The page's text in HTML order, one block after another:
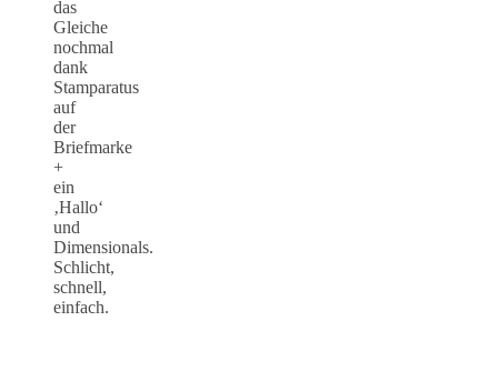
das
Gleiche
nochmal
dank
Stamparatus
auf
der
Briefmarke
+
ein
‚Hallo‘
und
Dimensionals.
Schlicht,
schnell,
einfach.